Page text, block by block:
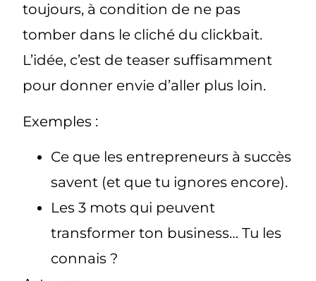
toujours, à condition de ne pas
tomber dans le cliché du clickbait.
L’idée, c’est de teaser suffisamment
pour donner envie d’aller plus loin.
Exemples :
Ce que les entrepreneurs à succès
savent (et que tu ignores encore).
Les 3 mots qui peuvent
transformer ton business… Tu les
connais ?